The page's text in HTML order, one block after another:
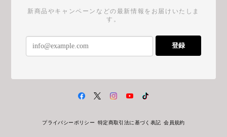
新商品やキャンペーンなどの最新情報をお届けいたしま
す。
登録
プライバシーポリシー 特定商取引法に基づく表記 会員規約